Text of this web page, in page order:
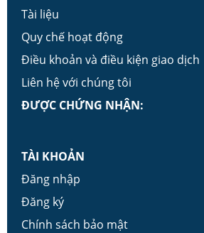
Tài liệu
Quy chế hoạt động
Điều khoản và điều kiện giao dịch
Liên hệ với chúng tôi
ĐƯỢC CHỨNG NHẬN:
TÀI KHOẢN
Đăng nhập
Đăng ký
Chính sách bảo mật